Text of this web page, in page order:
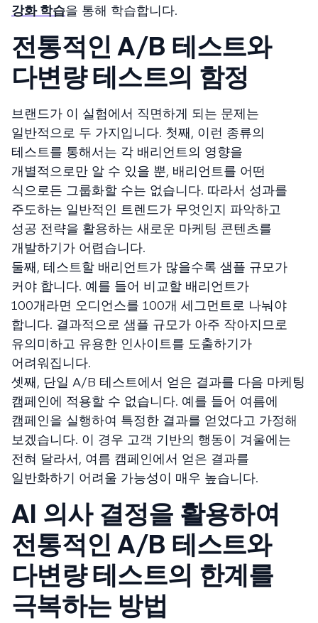
강화 학습을 통해 학습합니다.
전통적인 A/B 테스트와
다변량 테스트의 함정
브랜드가 이 실험에서 직면하게 되는 문제는
일반적으로 두 가지입니다. 첫째, 이런 종류의
테스트를 통해서는 각 배리언트의 영향을
개별적으로만 알 수 있을 뿐, 배리언트를 어떤
식으로든 그룹화할 수는 없습니다. 따라서 성과를
주도하는 일반적인 트렌드가 무엇인지 파악하고
성공 전략을 활용하는 새로운 마케팅 콘텐츠를
개발하기가 어렵습니다.
둘째, 테스트할 배리언트가 많을수록 샘플 규모가
커야 합니다. 예를 들어 비교할 배리언트가
100개라면 오디언스를 100개 세그먼트로 나눠야
합니다. 결과적으로 샘플 규모가 아주 작아지므로
유의미하고 유용한 인사이트를 도출하기가
어려워집니다.
셋째, 단일 A/B 테스트에서 얻은 결과를 다음 마케팅
캠페인에 적용할 수 없습니다. 예를 들어 여름에
캠페인을 실행하여 특정한 결과를 얻었다고 가정해
보겠습니다. 이 경우 고객 기반의 행동이 겨울에는
전혀 달라서, 여름 캠페인에서 얻은 결과를
일반화하기 어려울 가능성이 매우 높습니다.
AI 의사 결정을 활용하여
전통적인 A/B 테스트와
다변량 테스트의 한계를
극복하는 방법